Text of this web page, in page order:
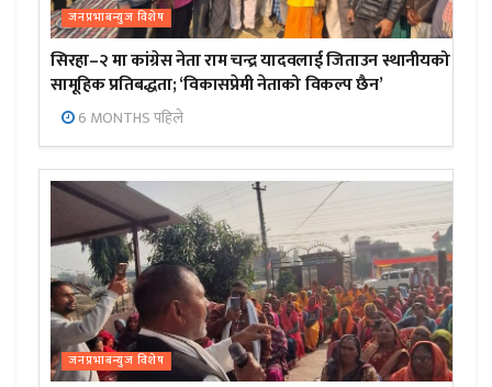
जनप्रभाबन्युज विशेष
सिरहा–२ मा कांग्रेस नेता राम चन्द्र यादवलाई जिताउन स्थानीयको
सामूहिक प्रतिबद्धता; ‘विकासप्रेमी नेताको विकल्प छैन’
6 MONTHS पहिले
जनप्रभाबन्युज विशेष